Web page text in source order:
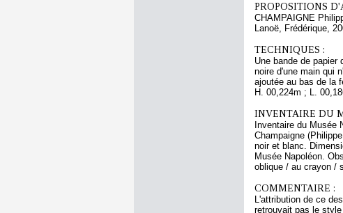
PROPOSITIONS
CHAMPAIGNE
Lanoë, Frédérique,
TECHNIQUES :
Une bande de papier
noire d'une main qui
ajoutée au bas de la
H. 00,224m ; L.
INVENTAIRE DU
Inventaire du Musée
Champaigne
noir et blanc.
Musée Napoléon.
oblique / au crayon /
COMMENTAIRE :
L'attribution de ce
retrouvait pas le